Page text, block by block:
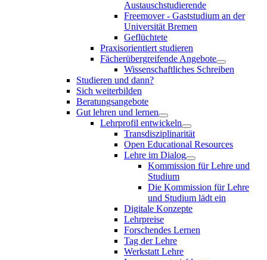
Austauschstudierende
Freemover - Gaststudium an der
Universität Bremen
Geflüchtete
Praxisorientiert studieren
Fächerübergreifende Angebote
Wissenschaftliches Schreiben
Studieren und dann?
Sich weiterbilden
Beratungsangebote
Gut lehren und lernen
Lehrprofil entwickeln
Transdisziplinarität
Open Educational Resources
Lehre im Dialog
Kommission für Lehre und
Studium
Die Kommission für Lehre
und Studium lädt ein
Digitale Konzepte
Lehrpreise
Forschendes Lernen
Tag der Lehre
Werkstatt Lehre